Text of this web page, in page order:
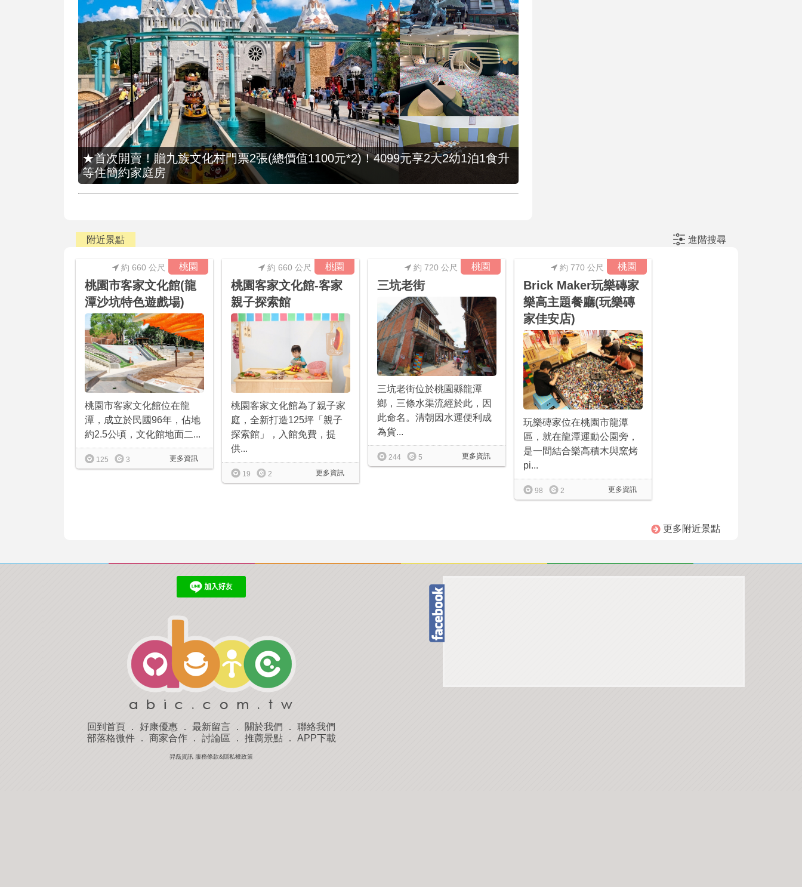
★首次開賣！贈九族文化村門票2張(總價值1100元*2)！4099元享2大2幼1泊1食升
等住簡約家庭房
附近景點 進階搜尋
桃園
約 660 公尺
桃園市客家文化館(龍
潭沙坑特色遊戲場)
桃園市客家文化館位在龍
潭，成立於民國96年，佔地
約2.5公頃，文化館地面二...
更多資訊
125 3
桃園
約 660 公尺
桃園客家文化館-客家
親子探索館
桃園客家文化館為了親子家
庭，全新打造125坪「親子
探索館」，入館免費，提
供...
更多資訊
19 2
桃園
約 720 公尺
三坑老街
三坑老街位於桃園縣龍潭
鄉，三條水渠流經於此，因
此命名。清朝因水運便利成
為貨...
更多資訊
244 5
桃園
約 770 公尺
Brick Maker玩樂磚家
樂高主題餐廳(玩樂磚
家佳安店)
玩樂磚家位在桃園市龍潭
區，就在龍潭運動公園旁，
是一間結合樂高積木與窯烤
pi...
更多資訊
98 2
更多附近景點
回到首頁 ． 好康優惠 ． 最新留言 ． 關於我們 ． 聯絡我們
部落格微件． 商家合作． 討論區 ． 推薦景點． APP下載
羿磊資訊 服務條款&隱私權政策